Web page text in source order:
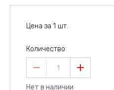
Цена за 1 шт.
Количество
1
Нет в наличии